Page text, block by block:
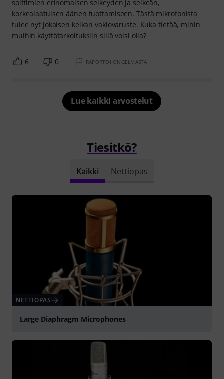
soittimien erinomaisen selkeyden ja selkeän,
korkealaatuisen äänen tuottamiseen. Tästä mikrofonista
tulee nyt jokaisen keikan vakiovaruste. Kuka tietää, mihin
muihin käyttötarkoituksiin sillä voisi olla?
6 0 RAPORTOI ONGELMASTA
Lue kaikki arvostelut
Tiesitkö?
Kaikki Nettiopas
NETTIOPAS
Large Diaphragm Microphones